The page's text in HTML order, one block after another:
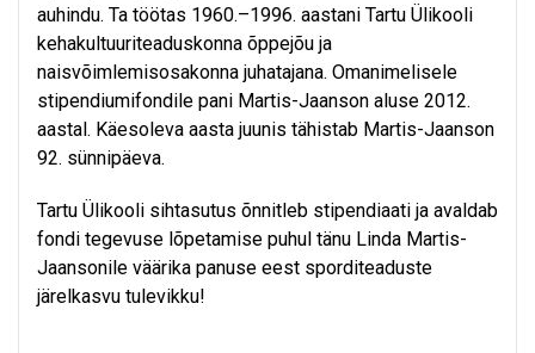
auhindu. Ta töötas 1960.–1996. aastani Tartu Ülikooli
kehakultuuriteaduskonna õppejõu ja
naisvõimlemisosakonna juhatajana. Omanimelisele
stipendiumifondile pani Martis-Jaanson aluse 2012.
aastal. Käesoleva aasta juunis tähistab Martis-Jaanson
92. sünnipäeva.
Tartu Ülikooli sihtasutus õnnitleb stipendiaati ja avaldab
fondi tegevuse lõpetamise puhul tänu Linda Martis-
Jaansonile väärika panuse eest sporditeaduste
järelkasvu tulevikku!